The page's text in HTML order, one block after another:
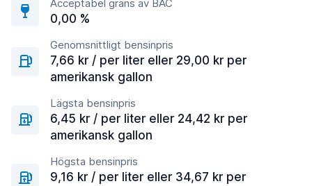
Acceptabel gräns av BAC
0,00 %
Genomsnittligt bensinpris
7,66 kr / per liter eller 29,00 kr per
amerikansk gallon
Lägsta bensinpris
6,45 kr / per liter eller 24,42 kr per
amerikansk gallon
Högsta bensinpris
9,16 kr / per liter eller 34,67 kr per